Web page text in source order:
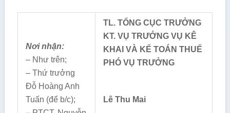
Nơi nhận:
– Như trên;
– Thứ trưởng
Đỗ Hoàng Anh
Tuấn (để b/c);
TL. TỔNG CỤC TRƯỞNG
KT. VỤ TRƯỞNG VỤ KÊ
KHAI VÀ KẾ TOÁN THUẾ
PHÓ VỤ TRƯỞNG
Lê Thu Mai